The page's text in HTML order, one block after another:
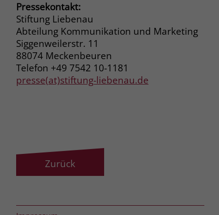
Pressekontakt:
Stiftung Liebenau
Abteilung Kommunikation und Marketing
Siggenweilerstr. 11
88074 Meckenbeuren
Telefon +49 7542 10-1181
presse(at)stiftung-liebenau.de
Zurück